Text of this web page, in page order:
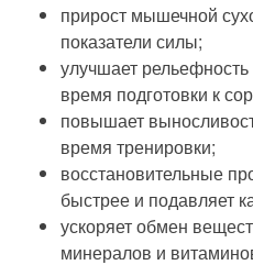
прирост мышечной
показатели силы;
улучшает
время подготовки к
повышает
время тренировки;
восстановительные
быстрее и подавляет
ускоряет обмен
минералов и